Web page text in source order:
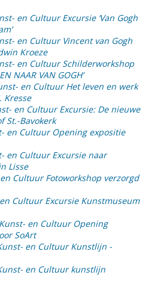
en Cultuur Excursie ‘Van Gogh
en Cultuur Vincent van Gogh
Kroeze
en Cultuur Schilderworkshop
NAAR VAN GOGH’
en Cultuur Het leven en werk
Kresse
en Cultuur Excursie: De nieuwe
St.-Bavokerk
en Cultuur Opening expositie
en Cultuur Excursie naar
Lisse
Cultuur Fotoworkshop verzorgd
Cultuur Excursie Kunstmuseum
en Cultuur Opening
SoArt
en Cultuur Kunstlijn -
en Cultuur kunstlijn